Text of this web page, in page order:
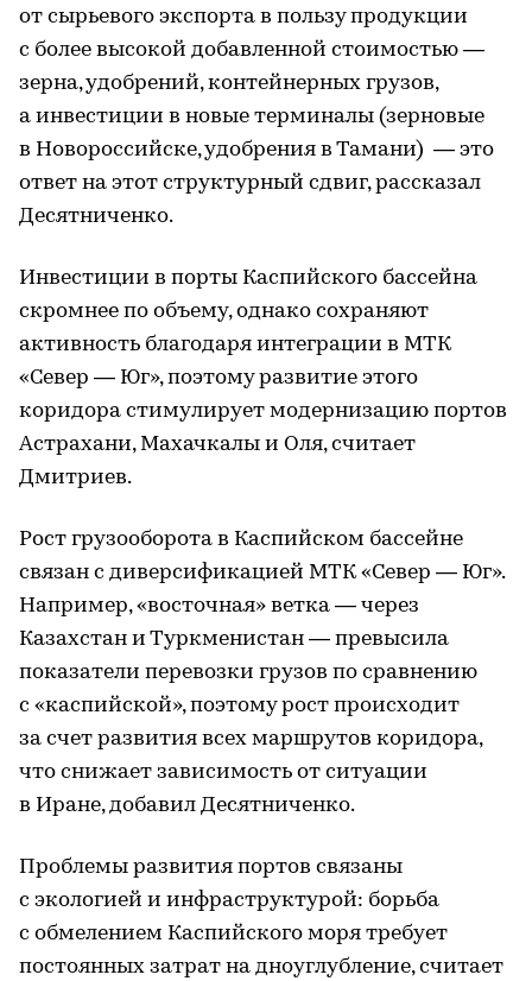
от сырьевого экспорта в пользу продукции
с более высокой добавленной стоимостью —
зерна, удобрений, контейнерных грузов,
а инвестиции в новые терминалы (зерновые
в Новороссийске, удобрения в Тамани) — это
ответ на этот структурный сдвиг, рассказал
Десятниченко.
Инвестиции в порты Каспийского бассейна
скромнее по объему, однако сохраняют
активность благодаря интеграции в МТК
«Север — Юг», поэтому развитие этого
коридора стимулирует модернизацию портов
Астрахани, Махачкалы и Оля, считает
Дмитриев.
Рост грузооборота в Каспийском бассейне
связан с диверсификацией МТК «Север — Юг».
Например, «восточная» ветка — через
Казахстан и Туркменистан — превысила
показатели перевозки грузов по сравнению
с «каспийской», поэтому рост происходит
за счет развития всех маршрутов коридора,
что снижает зависимость от ситуации
в Иране, добавил Десятниченко.
Проблемы развития портов связаны
с экологией и инфраструктурой: борьба
с обмелением Каспийского моря требует
постоянных затрат на дноуглубление, считает